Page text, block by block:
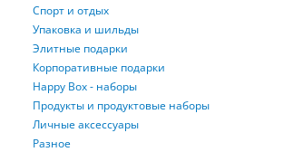
Спорт и отдых
Упаковка и шильды
Элитные подарки
Корпоративные подарки
Happy Box - наборы
Продукты и продуктовые наборы
Личные аксессуары
Разное